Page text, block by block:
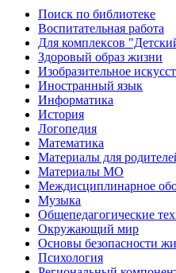
Поиск по библиотеке
Воспитательная работа
Для комплексов
Здоровый образ жизни
Изобразительное
Иностранный язык
Информатика
История
Логопедия
Математика
Материалы для
Материалы МО
Междисциплинарное
Музыка
Общепедагогические
Окружающий мир
Основы безопасности
Психология